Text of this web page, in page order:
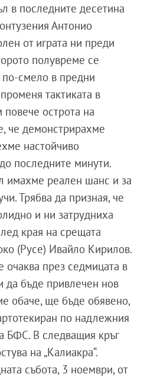
в последните десетина
Антонио
от играта ни преди
полувреме се
по-смело в предни
тактиката в
острота на
че демонстрирахме
настойчиво
последните минути.
имахме реален шанс и за
Трябва да призная, че
и ни затрудниха
края на срещата
(Русе) Ивайло Кирилов.
през седмицата в
да бъде привлечен нов
обаче, ще бъде обявено,
по надлежния
БФС. В следващия кръг
на „Калиакра“.
събота, 3 ноември, от